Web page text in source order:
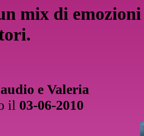
mix di
e Valeria
il 03-06-2010